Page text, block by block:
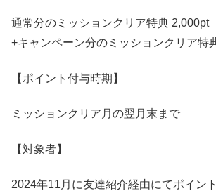
通常分のミッションクリア特典 2,000pt
+キャンペーン分のミッションクリア特
【ポイント付与時期】
ミッションクリア月の翌月末まで
【対象者】
2024年11月に友達紹介経由にてポイン